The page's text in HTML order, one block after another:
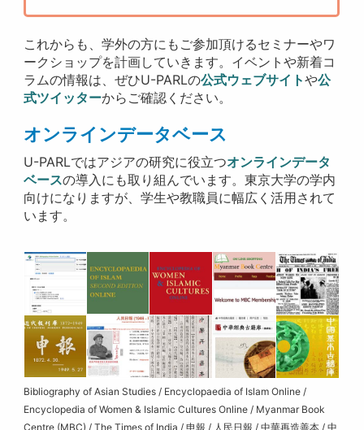
これからも、学外の方にもご参加頂けるセミナーやワ
ークショップを計画していきます。イベントや新着コ
ラムの情報は、ぜひU-PARLの公式ウェブサイトや公
式ツイッターからご確認ください。
オンラインデータベース
U-PARLではアジアの研究に役立つオンラインデータ
ベースの導入にも取り組んでいます。東京大学の学内
向けになりますが、学生や教職員に幅広く活用されて
います。
Bibliography of Asian Studies / Encyclopaedia of Islam Online /
Encyclopedia of Women & Islamic Cultures Online / Myanmar Book
Centre (MBC) / The Times of India / 申報 / 人民日報 / 中華再造善本 / 中